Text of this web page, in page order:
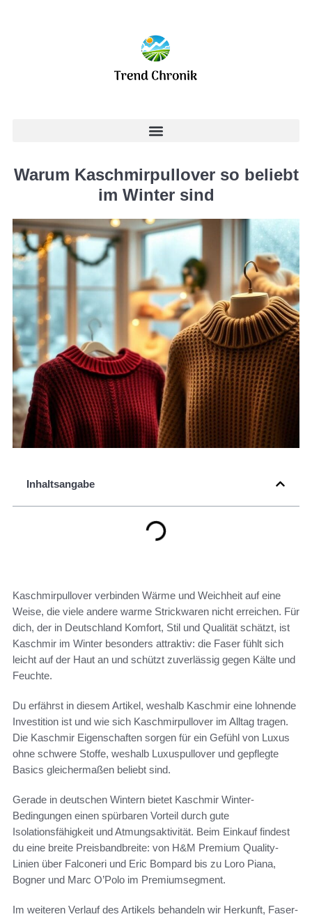
Warum Kaschmirpullover so beliebt
im Winter sind
Inhaltsangabe
Kaschmirpullover verbinden Wärme und Weichheit auf eine
Weise, die viele andere warme Strickwaren nicht erreichen. Für
dich, der in Deutschland Komfort, Stil und Qualität schätzt, ist
Kaschmir im Winter besonders attraktiv: die Faser fühlt sich
leicht auf der Haut an und schützt zuverlässig gegen Kälte und
Feuchte.
Du erfährst in diesem Artikel, weshalb Kaschmir eine lohnende
Investition ist und wie sich Kaschmirpullover im Alltag tragen.
Die Kaschmir Eigenschaften sorgen für ein Gefühl von Luxus
ohne schwere Stoffe, weshalb Luxuspullover und gepflegte
Basics gleichermaßen beliebt sind.
Gerade in deutschen Wintern bietet Kaschmir Winter-
Bedingungen einen spürbaren Vorteil durch gute
Isolationsfähigkeit und Atmungsaktivität. Beim Einkauf findest
du eine breite Preisbandbreite: von H&M Premium Quality-
Linien über Falconeri und Eric Bompard bis zu Loro Piana,
Bogner und Marc O’Polo im Premiumsegment.
Im weiteren Verlauf des Artikels behandeln wir Herkunft, Faser-